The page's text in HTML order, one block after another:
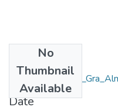
No
Thumbnail
Available
Date